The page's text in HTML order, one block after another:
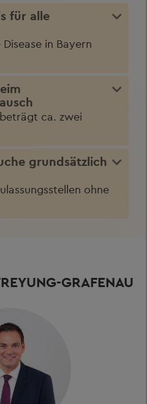
für alle
in Bayern
ca. zwei
grundsätzlich
ohne
GRAFENAU